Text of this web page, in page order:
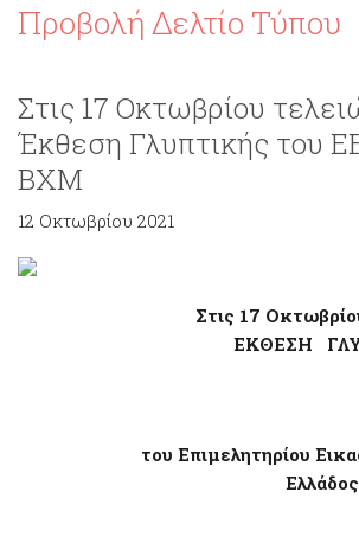
Προβολή Δελτίο Τύπου
Στις 17 Οκτωβρίου
Έκθεση Γλυπτικής του
ΒΧΜ
12 Οκτωβρίου 2021
Στις 17
ΕΚΘΕΣΗ
του Επιμελητηρίου
Ελλάδος